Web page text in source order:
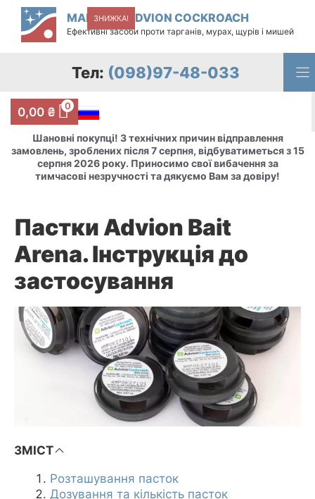
Перейти
вмісту
МАГАЗИН ADVION COCKROACH
Ефективні засоби проти тарганів, мурах, щурів і мишей
Тел: (098)97-48-033
0,00 ₴ 0
Шановні покупці! З технічних причин відправлення
замовлень, зроблених після 7 серпня, відбуватиметься з 15
серпня 2026 року. Приносимо свої вибачення за
тимчасові незручності та дякуємо Вам за довіру!
Пастки Advion Bait
Arena. Інструкція до
застосування
ЗМІСТ
Розташування пасток
Дозування та кількість пасток
ЗНИЖКА!